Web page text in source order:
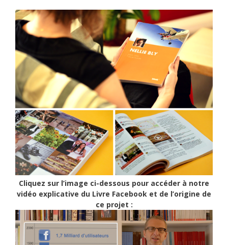
Cliquez sur l’image ci-dessous pour accéder à notre
vidéo explicative du Livre Facebook et de l’origine de
ce projet :